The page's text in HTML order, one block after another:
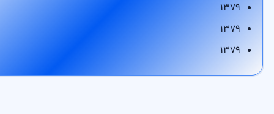
۱۳۷۹
۱۳۷۹
۱۳۷۹